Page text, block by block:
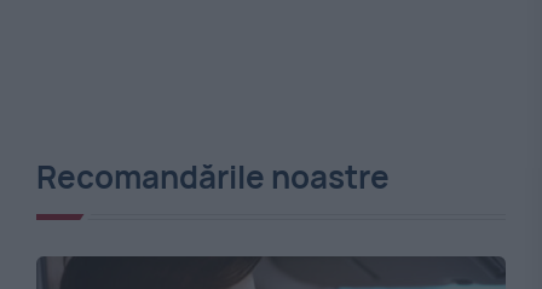
Recomandările noastre